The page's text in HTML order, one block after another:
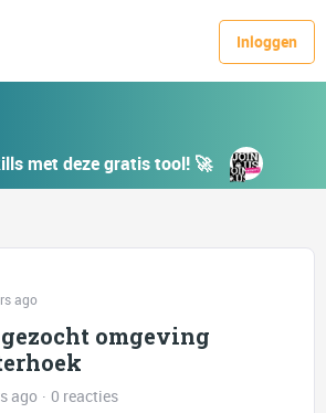
Inloggen
met deze gratis tool! 🚀
ago
omgeving
ago
0 reacties